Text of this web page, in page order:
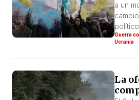
las
de
el
a un
Guerra
Ucrania
La